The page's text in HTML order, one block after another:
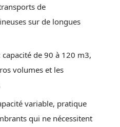
de
sur de longues
capacité de 90 à 120 m3,
volumes et les
variable, pratique
qui ne nécessitent